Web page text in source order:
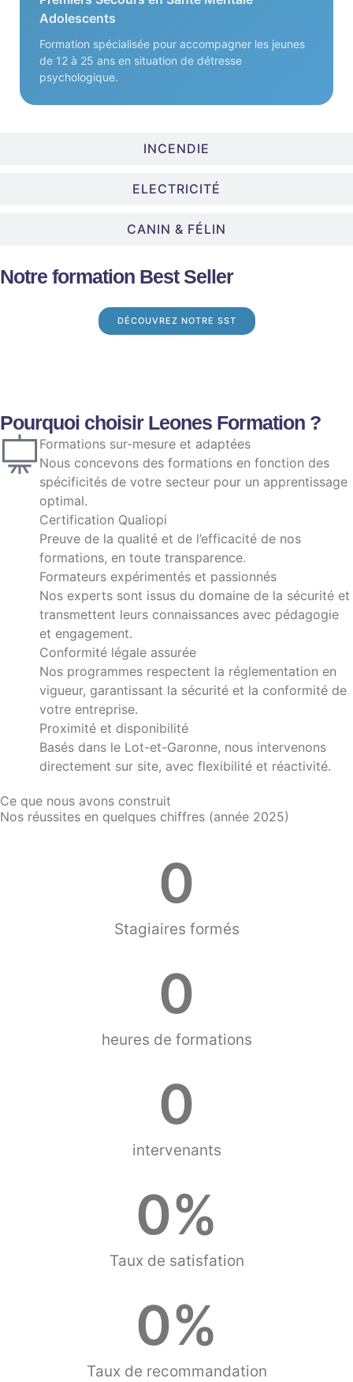
INCENDIE
ELECTRICITÉ
CANIN & FÉLIN
Adolescents
Formation spécialisée pour accompagner les jeunes
de 12 à 25 ans en situation de détresse
psychologique.
Notre formation Best Seller
DÉCOUVREZ NOTRE SST
+3
années
d'expérience
Pourquoi choisir Leones Formation ?
Formations sur-mesure et adaptées
Nous concevons des formations en fonction des
spécificités de votre secteur pour un apprentissage
optimal.
Certification Qualiopi
Preuve de la qualité et de l’efficacité de nos
formations, en toute transparence.
Formateurs expérimentés et passionnés
Nos experts sont issus du domaine de la sécurité et
transmettent leurs connaissances avec pédagogie
et engagement.
Conformité légale assurée
Nos programmes respectent la réglementation en
vigueur, garantissant la sécurité et la conformité de
votre entreprise.
Proximité et disponibilité
Basés dans le Lot-et-Garonne, nous intervenons
directement sur site, avec flexibilité et réactivité.
Ce que nous avons construit
Nos réussites en quelques chiffres (année 2025)
Stagiaires formés
0
heures de formations
0
intervenants
0
Taux de satisfation
0%
Taux de recommandation
0%